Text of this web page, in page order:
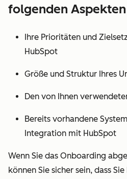
folgenden
Ihre Prioritäten und
HubSpot
Größe und Struktur Ihres
Den von Ihnen
Bereits vorhandene
Integration mit HubSpot
Wenn Sie das Onboarding
können Sie sicher sein, dass